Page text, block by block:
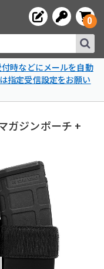
0
時などにメールを自動
指定受信設定をお願い
ガジンポーチ +